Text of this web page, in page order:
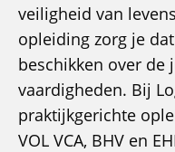
veiligheid van
opleiding zorg je
beschikken over de
vaardigheden. Bij
praktijkgerichte
VOL VCA, BHV en